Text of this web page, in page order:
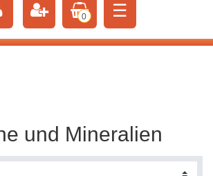
0 ☰
und Mineralien